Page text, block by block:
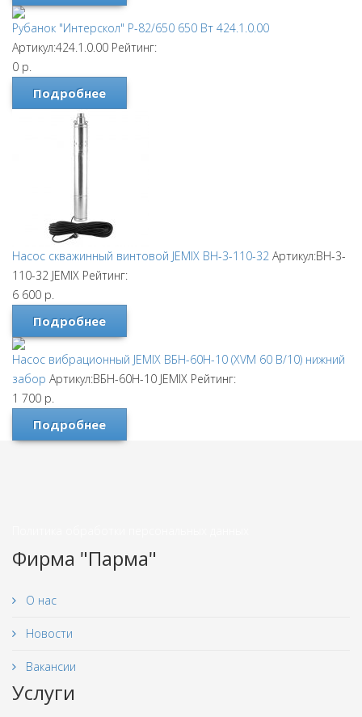
Рубанок "Интерскол" Р-82/650 650 Вт 424.1.0.00
Артикул:424.1.0.00 Рейтинг:
0 р.
Подробнее
Насос скважинный винтовой JEMIX ВН-3-110-32 Артикул:ВН-3-
110-32 JEMIX Рейтинг:
6 600 р.
Подробнее
Насос вибрационный JEMIX ВБН-60Н-10 (XVM 60 В/10) нижний
забор Артикул:ВБН-60Н-10 JEMIX Рейтинг:
1 700 р.
Подробнее
Фирма "Парма"
О нас
Новости
Вакансии
Услуги